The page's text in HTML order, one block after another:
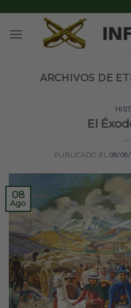
content
ARCHIVOS DE
El
PUBLICADO EL 08/
08
Ago